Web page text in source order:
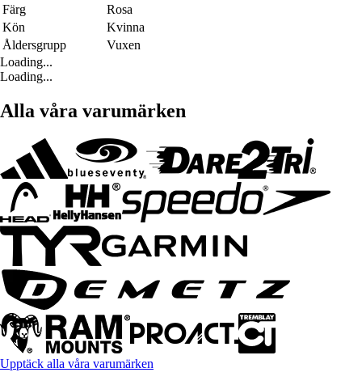
Färg
Rosa
Kön
Kvinna
Åldersgrupp
Vuxen
Loading...
Loading...
Alla våra varumärken
Upptäck alla våra varumärken